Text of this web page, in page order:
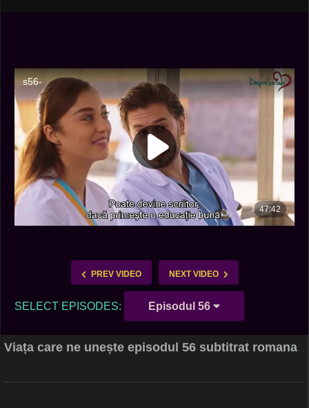
PREV VIDEO NEXT VIDEO
SELECT EPISODES: Episodul 56
Viața care ne unește episodul 56 subtitrat romana